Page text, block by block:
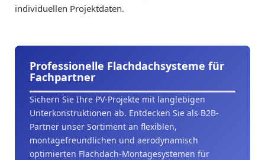
individuellen Projektdaten.
Professionelle Flachdachsysteme für
Fachpartner
Sichern Sie Ihre PV-Projekte mit langlebigen
Unterkonstruktionen ab. Entdecken Sie als B2B-
Partner unser Sortiment an flexiblen,
montagefreundlichen und aerodynamisch
optimierten Flachdach-Montagesystemen für